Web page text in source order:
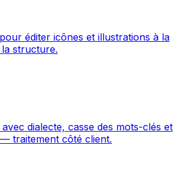
éditer icônes et illustrations à la
structure.
dialecte, casse des mots-clés et
traitement côté client.